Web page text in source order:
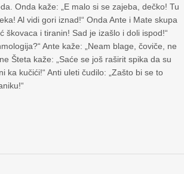
Onda kaže: „E malo si se zajeba, dečko! Tu
Al vidi gori iznad!“ Onda Ante i Mate skupa
škovaca i tiranin! Sad je izašlo i doli ispod!“
Ante kaže: „Neam blage, čoviče, ne
Šteta kaže: „Saće se još raširit spika da su
kučići!“ Anti uleti čudilo: „Zašto bi se to